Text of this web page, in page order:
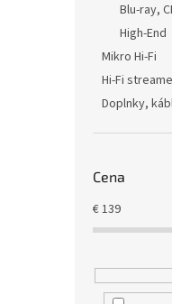
Blu-ray,
High-End
Mikro Hi-Fi
Hi-Fi
Doplnky,
Cena
€139